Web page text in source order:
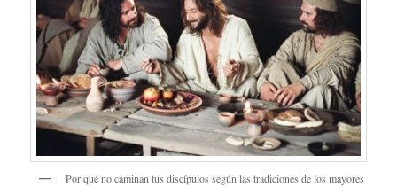
Por qué no caminan tus discípulos según las tradiciones de los mayores